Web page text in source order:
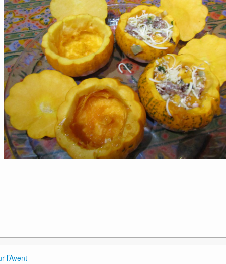
l’Avent